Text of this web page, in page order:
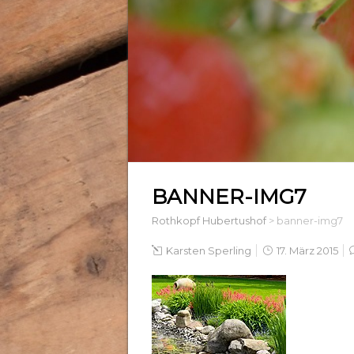
BANNER-IMG7
Rothkopf Hubertushof> banner-img7
Karsten Sperling 17. März 2015